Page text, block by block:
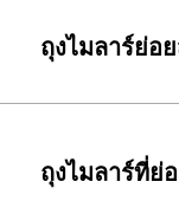
ถุงไมลาร์ย่อ
ถุงไมลาร์ที่ย่